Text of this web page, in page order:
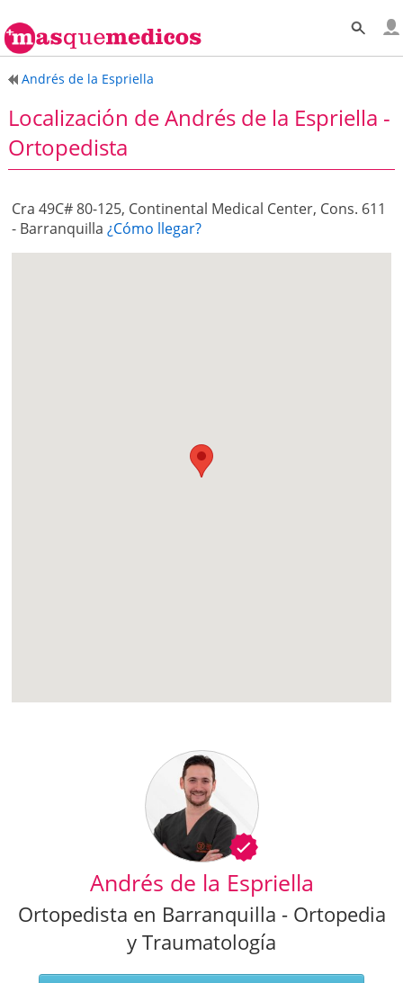
Andrés de la Espriella
Localización de Andrés de la Espriella -
Ortopedista
Cra 49C# 80-125, Continental Medical Center, Cons. 611
- Barranquilla¿Cómo llegar?
Andrés de la Espriella
Ortopedista en Barranquilla - Ortopedia
y Traumatología